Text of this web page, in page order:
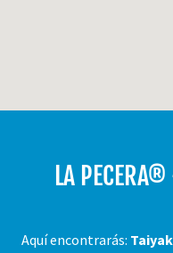
LA
Aquí encontrarás: